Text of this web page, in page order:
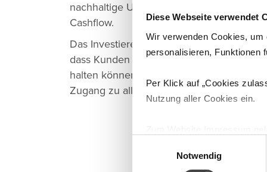
Diese Webseite verwendet
Wir verwenden Cookies,
personalisieren, Funktionen
Per Klick auf „Cookies
Nutzung aller Cookies ein.
Notwendig
nachhaltige Unternehmensstrategie
Cashflow.
Das Investieren in Einzeltitel ist bei
dass Kunden beispielsweise 6,27 oder
halten können. So bietet Solidvest auch
Zugang zu allen Unternehmen aus dem